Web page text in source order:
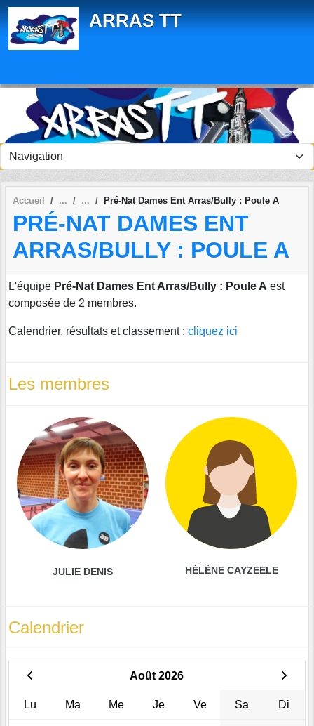
ARRAS TT
Accueil Pré-Nat Dames Ent Arras/Bully : Poule A
PRÉ-NAT DAMES ENT
ARRAS/BULLY : POULE A
L'équipe Pré-Nat Dames Ent Arras/Bully : Poule A est
composée de 2 membres.
Calendrier, résultats et classement : cliquez ici
Les membres
JULIE DENIS HÉLÈNE CAYZEELE
Calendrier
Août 2026
Lu Ma Me Je Ve Sa Di
Panneau de gestion des cookies